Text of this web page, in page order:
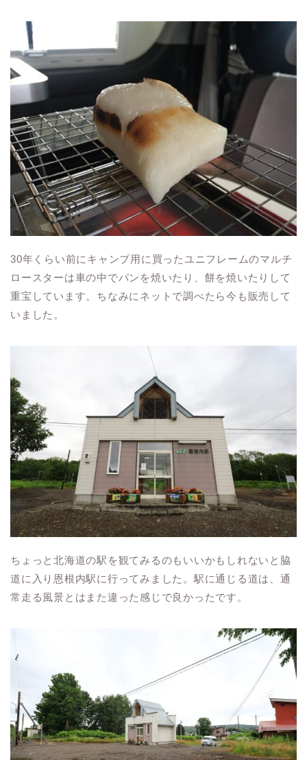
30年くらい前にキャンプ用に買ったユニフレームのマルチ
ロースターは車の中でパンを焼いたり、餅を焼いたりして
重宝しています。ちなみにネットで調べたら今も販売して
いました。
ちょっと北海道の駅を観てみるのもいいかもしれないと脇
道に入り恩根内駅に行ってみました。駅に通じる道は、通
常走る風景とはまた違った感じで良かったです。